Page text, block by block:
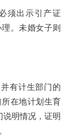
须出示引产证
。未婚女子则
有计生部门的
在地计划生育
说明情况，证明